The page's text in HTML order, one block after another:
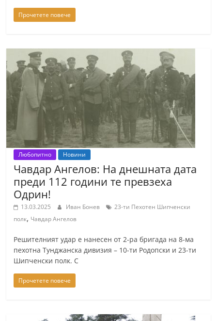
.
o
,
k
a
a
n
a
-
b
.
i
n
f
Прочетете повече
Любопитно Новини
Чавдар Ангелов: На днешната дата
преди 112 години те превзеха
Одрин!
13.03.2025 Иван Бонев
23-ти Пехотен Шипченски
полк, Чавдар Ангелов
Решителният удар е нанесен от 2-ра бригада на 8-ма
пехотна Тунджанска дивизия – 10-ти Родопски и 23-ти
Шипченски полк. С
Прочетете повече